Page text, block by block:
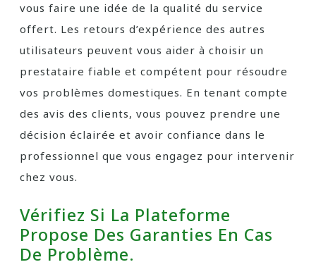
vous faire une idée de la qualité du service
offert. Les retours d’expérience des autres
utilisateurs peuvent vous aider à choisir un
prestataire fiable et compétent pour résoudre
vos problèmes domestiques. En tenant compte
des avis des clients, vous pouvez prendre une
décision éclairée et avoir confiance dans le
professionnel que vous engagez pour intervenir
chez vous.
Vérifiez Si La Plateforme
Propose Des Garanties En Cas
De Problème.